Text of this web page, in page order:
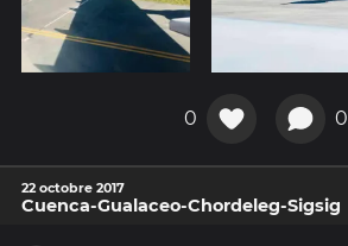
0 0
22 octobre 2017
Cuenca-Gualaceo-Chordeleg-Sigsig